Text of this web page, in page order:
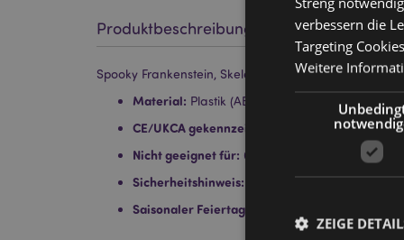
Produktbeschreibung
Spooky Frankenstein, Skelett & Kürbis-Kopf
Material: Plastik (ABS), Metal (Magnet/Kupfer)
CE/UKCA gekennzeichnet:
Nicht geeignet für: 0 - 3 Jahre
Sicherheitshinweis: Dies ist kein Spielzeug.
Saisonaler Feiertag/ festlicher Anlass:
verbessern die
Targeting
Weitere
ZEIGE